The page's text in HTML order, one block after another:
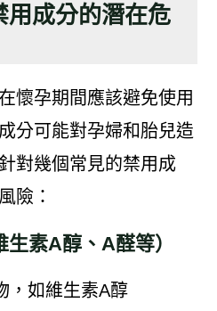
用成分的潛在危
懷孕期間應該避免使用
分可能對孕婦和胎兒造
對幾個常見的禁用成
險：
素A醇、A醛等）
，如維生素A醇